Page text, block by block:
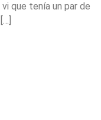
que tenía un par de